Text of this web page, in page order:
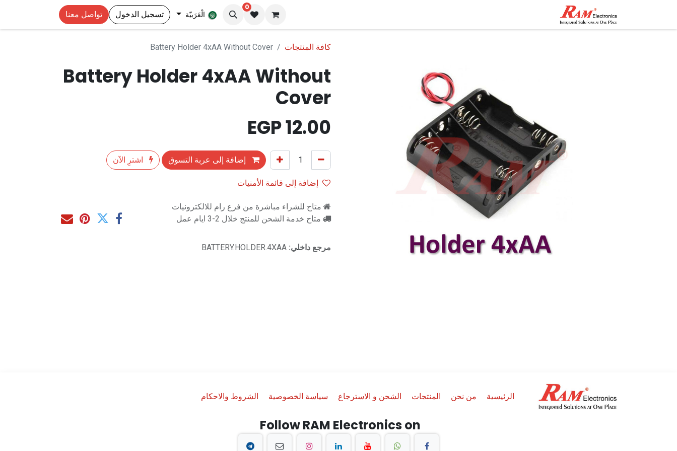
0
الْعَرَبيّة تسجيل الدخول تواصل معنا
كافة المنتجات Battery Holder 4xAA Without Cover
Battery Holder 4xAA Without
Cover
12.00
إضافة إلى عربة التسوق
اشترِ الآن
إضافة إلى قائمة الأمنيات
متاح للشراء مباشرة من فرع رام للالكترونيات
متاح خدمة الشحن للمنتج خلال 2-3 ايام عمل
مرجع داخلي: BATTERY.HOLDER.4XAA
الرئيسية من نحن المنتجات الشحن و الاسترجاع سياسة الخصوصية الشروط والاحكام
Follow RAM Electronics on